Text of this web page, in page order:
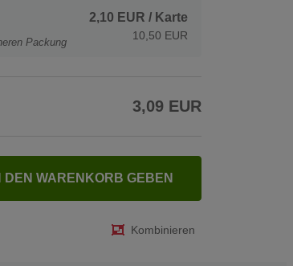
Packung
2,10 EUR / Karte
10,50 EUR
3,09 EUR
DEN WARENKORB GEBEN
Kombinieren